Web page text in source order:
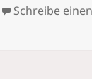
Schreibe